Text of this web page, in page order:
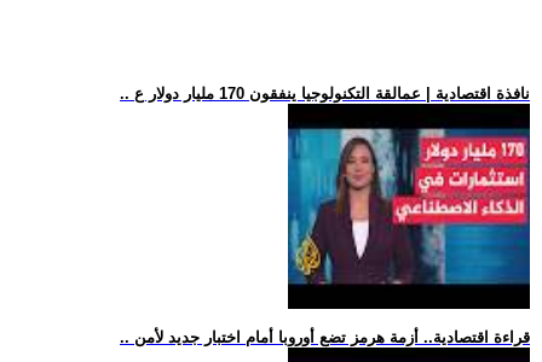
.. نافذة اقتصادية | عمالقة التكنولوجيا ينفقون 170 مليار دولار ع
.. قراءة اقتصادية.. أزمة هرمز تضع أوروبا أمام اختبار جديد لأمن